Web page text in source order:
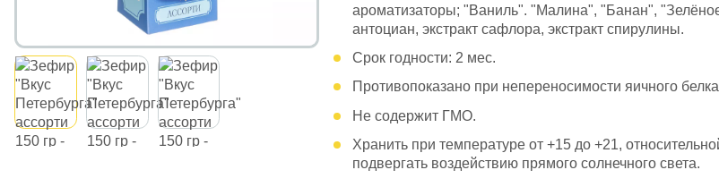
ароматизаторы; "Ваниль". "Малина", "Банан",
антоциан, экстракт сафлора, экстракт спирулины.
Срок годности: 2 мес.
Противопоказано при непереносимости яичного
Не содержит ГМО.
Хранить при температуре от +15 до +21,
подвергать воздействию прямого солнечного света.